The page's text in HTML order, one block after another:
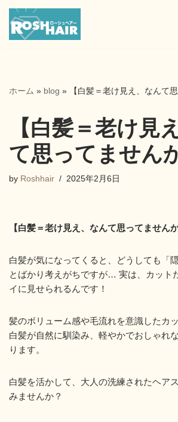
コ
ツ
ッ
プ
ホーム » blog » 【白髪＝老け見え、なんて
【白髪＝老け見
て思ってません
by Roshhair 2025年2月6日
【白髪＝老け見え、なんて思ってませんか
白髪が気になってくると、どうしても「
とばかり考えがちですが… 実は、カット
イに見せられるんです！
髪のボリューム感や毛流れを意識したカ
白髪が自然に馴染み、軽やかでおしゃれ
ります。
白髪を活かして、大人の洗練されたヘア
みませんか？